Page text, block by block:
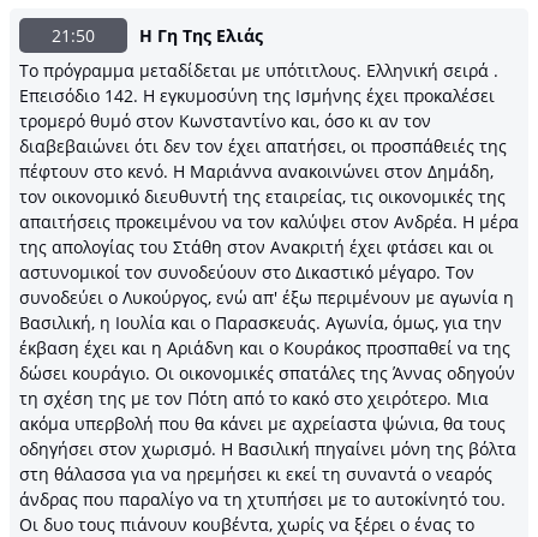
21:50
Η Γη Της Ελιάς
Το πρόγραμμα μεταδίδεται με υπότιτλους. Ελληνική σειρά .
Επεισόδιο 142. Η εγκυμοσύνη της Ισμήνης έχει προκαλέσει
τρομερό θυμό στον Κωνσταντίνο και, όσο κι αν τον
διαβεβαιώνει ότι δεν τον έχει απατήσει, οι προσπάθειές της
πέφτουν στο κενό. Η Μαριάννα ανακοινώνει στον Δημάδη,
τον οικονομικό διευθυντή της εταιρείας, τις οικονομικές της
απαιτήσεις προκειμένου να τον καλύψει στον Ανδρέα. Η μέρα
της απολογίας του Στάθη στον Ανακριτή έχει φτάσει και οι
αστυνομικοί τον συνοδεύουν στο Δικαστικό μέγαρο. Τον
συνοδεύει ο Λυκούργος, ενώ απ' έξω περιμένουν με αγωνία η
Βασιλική, η Ιουλία και ο Παρασκευάς. Αγωνία, όμως, για την
έκβαση έχει και η Αριάδνη και ο Κουράκος προσπαθεί να της
δώσει κουράγιο. Οι οικονομικές σπατάλες της Άννας οδηγούν
τη σχέση της με τον Πότη από το κακό στο χειρότερο. Μια
ακόμα υπερβολή που θα κάνει με αχρείαστα ψώνια, θα τους
οδηγήσει στον χωρισμό. Η Βασιλική πηγαίνει μόνη της βόλτα
στη θάλασσα για να ηρεμήσει κι εκεί τη συναντά ο νεαρός
άνδρας που παραλίγο να τη χτυπήσει με το αυτοκίνητό του.
Οι δυο τους πιάνουν κουβέντα, χωρίς να ξέρει ο ένας το